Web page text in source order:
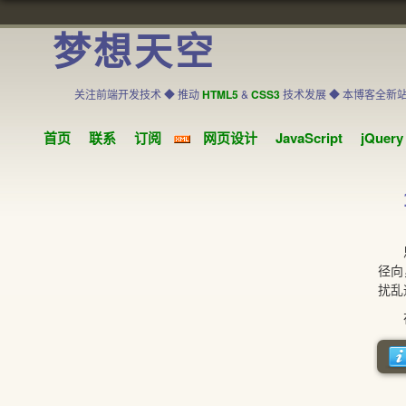
梦想天空
关注前端开发技术 ◆ 推动HTML5& CSS3技术发展 ◆ 本博客全新
首页 联系 订阅 网页设计 JavaScript jQuery
思
径
扰
在